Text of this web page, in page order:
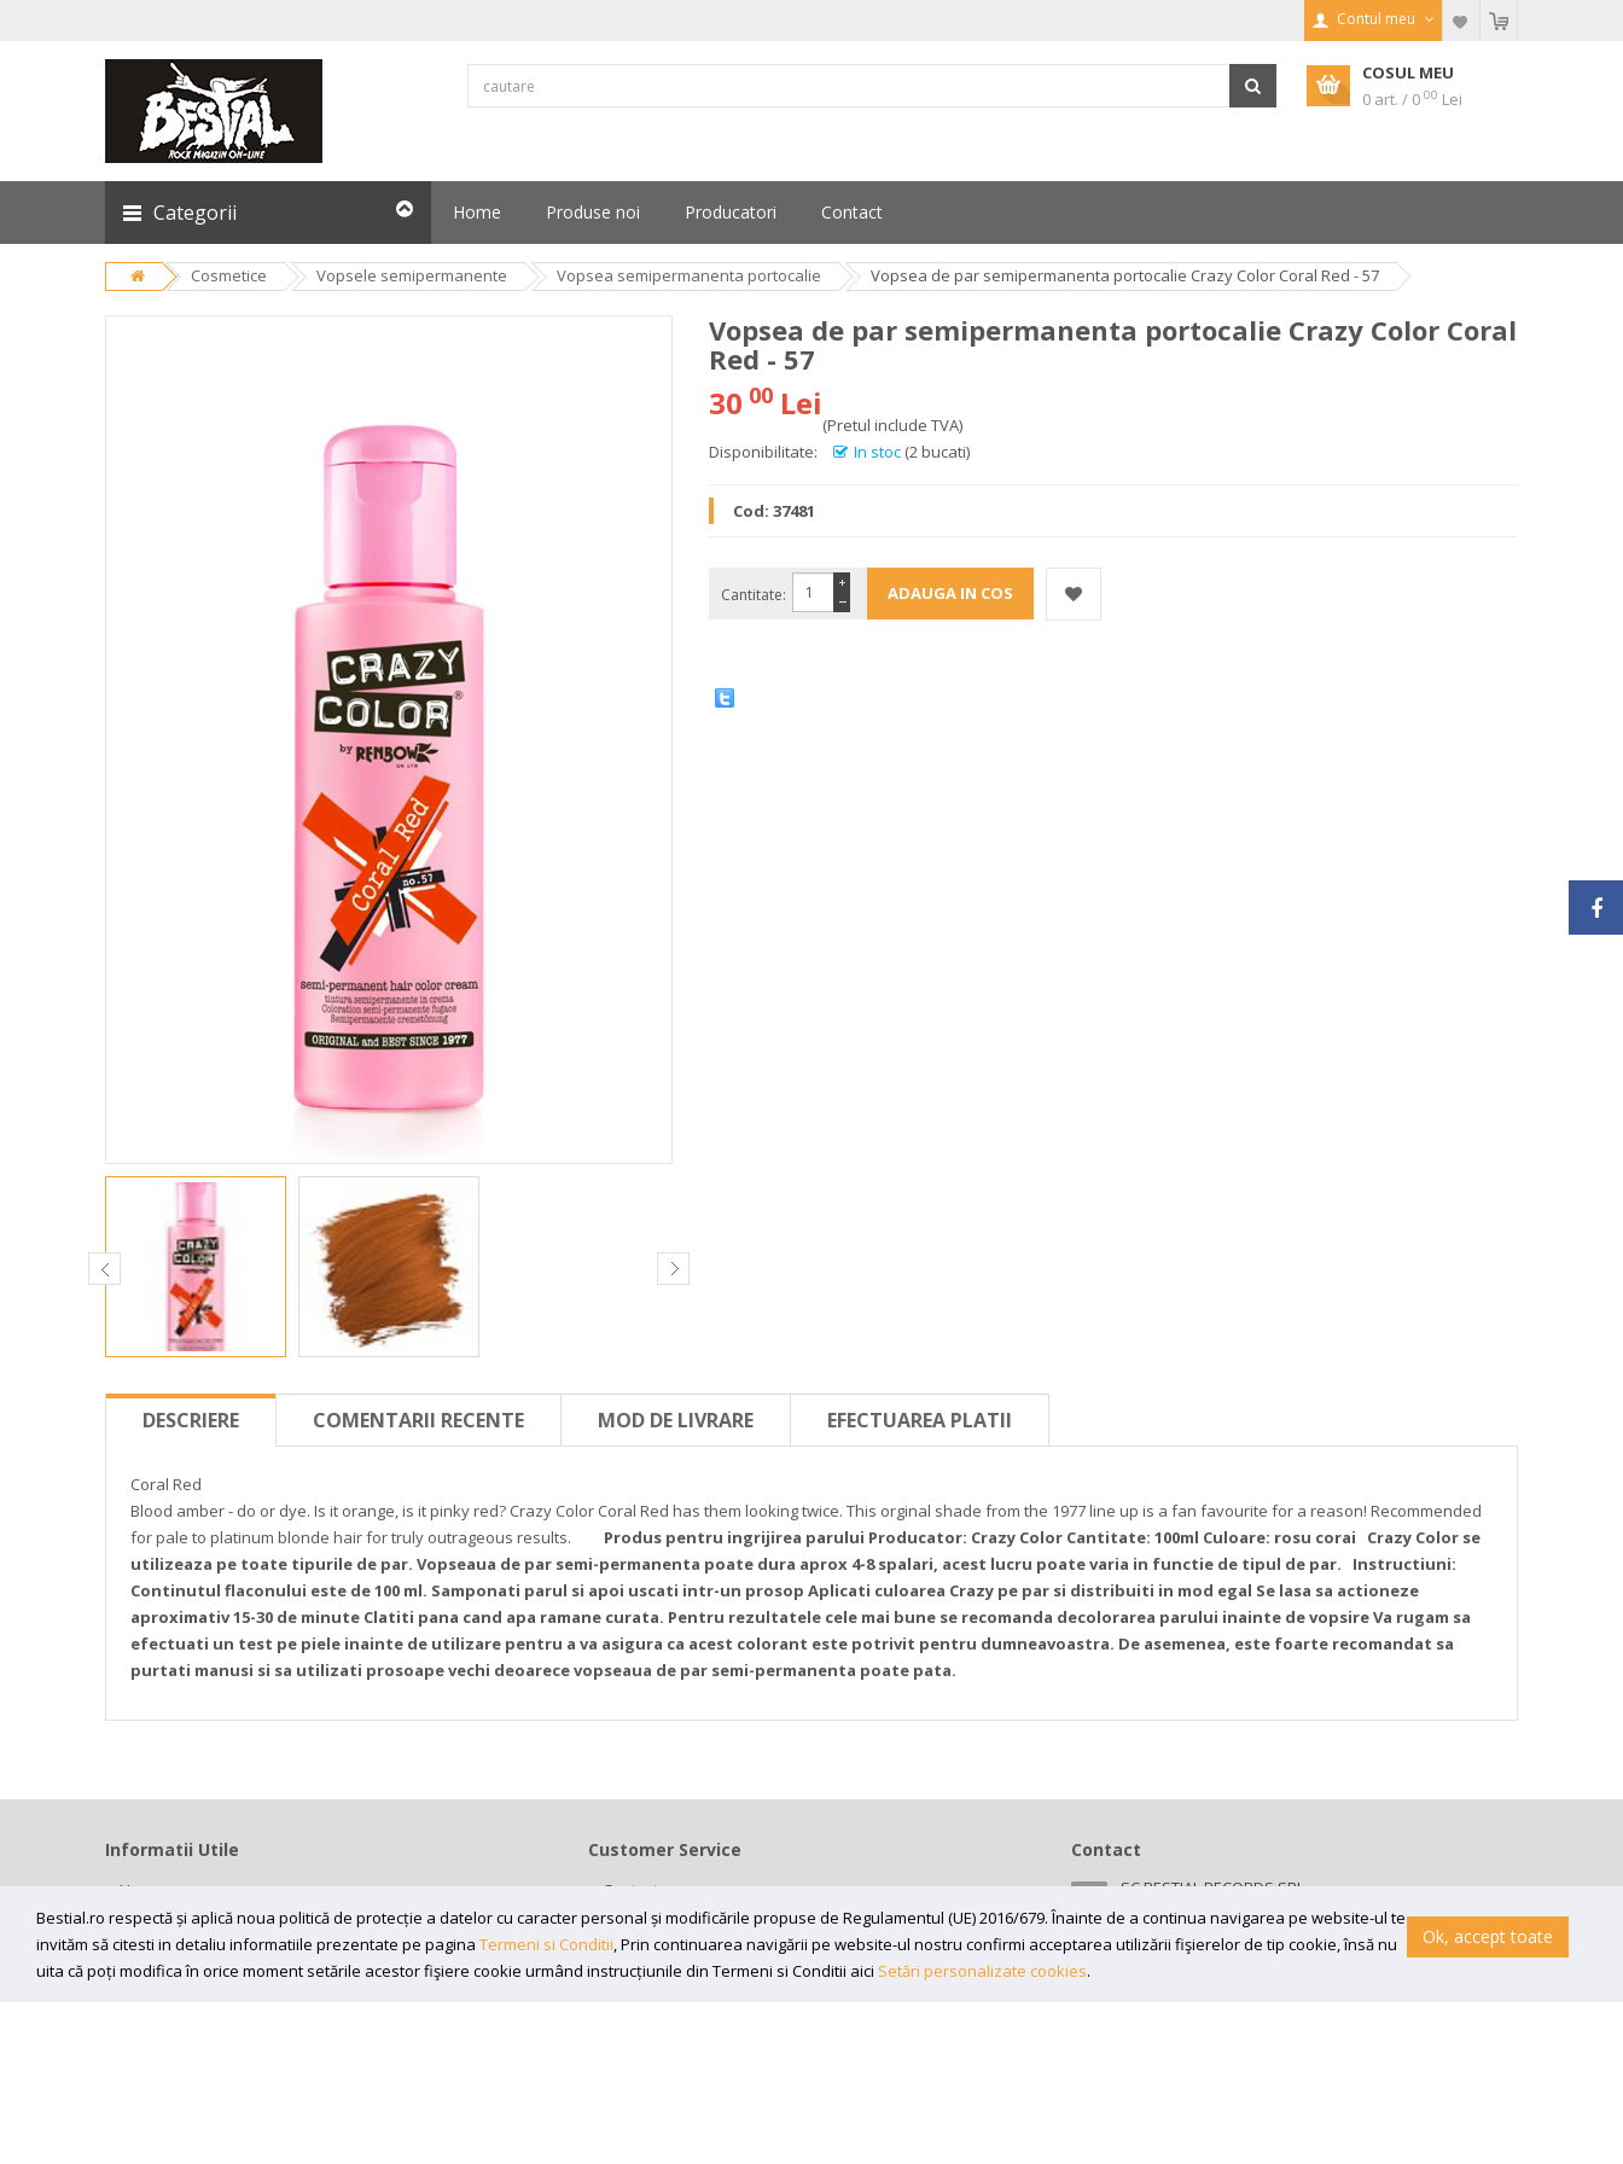
Contul meu
COSUL MEU
0 art. / 0 00 Lei
Categorii Home Produse noi Producatori Contact
Cosmetice Vopsele semipermanente Vopsea semipermanenta portocalie Vopsea de par semipermanenta portocalie Crazy Color Coral Red - 57
Vopsea de par semipermanenta portocalie Crazy Color Coral
Red - 57
30 00 Lei
(Pretul include TVA)
Disponibilitate:
In stoc (2 bucati)
Cod: 37481
Cantitate: −
+
DESCRIERE COMENTARII RECENTE MOD DE LIVRARE EFECTUAREA PLATII
Coral Red
Blood amber - do or dye. Is it orange, is it pinky red? Crazy Color Coral Red has them looking twice. This orginal shade from the 1977 line up is a fan favourite for a reason! Recommended
for pale to platinum blonde hair for truly outrageous results.
Produs pentru ingrijirea parului Producator: Crazy Color Cantitate: 100ml Culoare: rosu corai
Crazy Color se
utilizeaza pe toate tipurile de par. Vopseaua de par semi-permanenta poate dura aprox 4-8 spalari, acest lucru poate varia in functie de tipul de par.
Instructiuni:
Continutul flaconului este de 100 ml. Samponati parul si apoi uscati intr-un prosop Aplicati culoarea Crazy pe par si distribuiti in mod egal Se lasa sa actioneze
aproximativ 15-30 de minute Clatiti pana cand apa ramane curata. Pentru rezultatele cele mai bune se recomanda decolorarea parului inainte de vopsireVa rugam sa
efectuati un test pe piele inainte de utilizare pentru a va asigura ca acest colorant este potrivit pentru dumneavoastra. De asemenea, este foarte recomandat sa
purtati manusi si sa utilizati prosoape vechi deoarece vopseaua de par semi-permanenta poate pata.
Bestial.ro respectă și aplică noua politică de protecție a datelor cu caracter personal și modificările propuse de Regulamentul (UE) 2016/679. Înainte de a continua navigarea pe website-ul te
invităm să citesti in detaliu informatiile prezentate pe pagina Termeni si Conditii, Prin continuarea navigării pe website-ul nostru confirmi acceptarea utilizării fişierelor de tip cookie, însă nu
uita că poți modifica în orice moment setările acestor fişiere cookie urmând instrucțiunile din Termeni si Conditii aici Setări personalizate cookies.
Ok, accept toate
Informatii Utile
Home
Modalitati livrare
Efectuarea platii
ANPC
Customer Service
Contact
Termeni si conditii
Contul meu
Contact
SC BESTIAL RECORDS SRL
Bv 16 Decembrie 1989 nr 43, in curte la Neuromed,
300218, Timisoara